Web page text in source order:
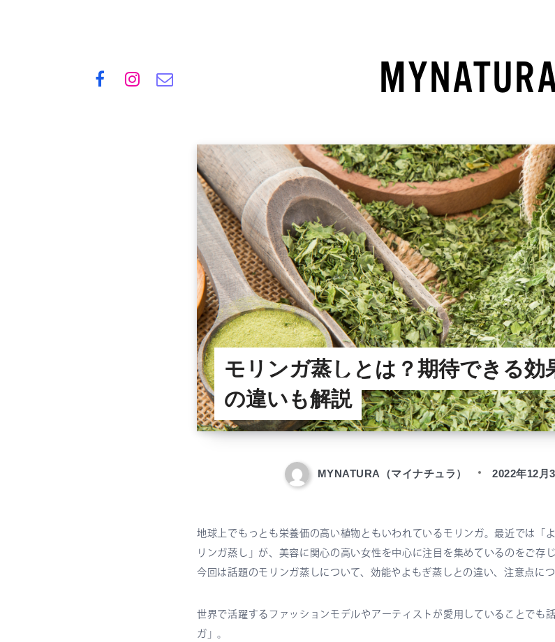
モリンガ蒸しとは？期待できる効
の違いも解説
MYNATURA（マイナチュラ） 2022年12月
地球上でもっとも栄養価の高い植物ともいわれているモリンガ。最近では「
リンガ蒸し」が、美容に関心の高い女性を中心に注目を集めているのをご存じ
今回は話題のモリンガ蒸しについて、効能やよもぎ蒸しとの違い、注意点につ
世界で活躍するファッションモデルやアーティストが愛用していることでも
ガ」。